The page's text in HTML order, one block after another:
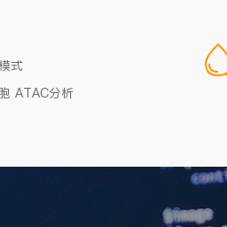
式
ATAC分析